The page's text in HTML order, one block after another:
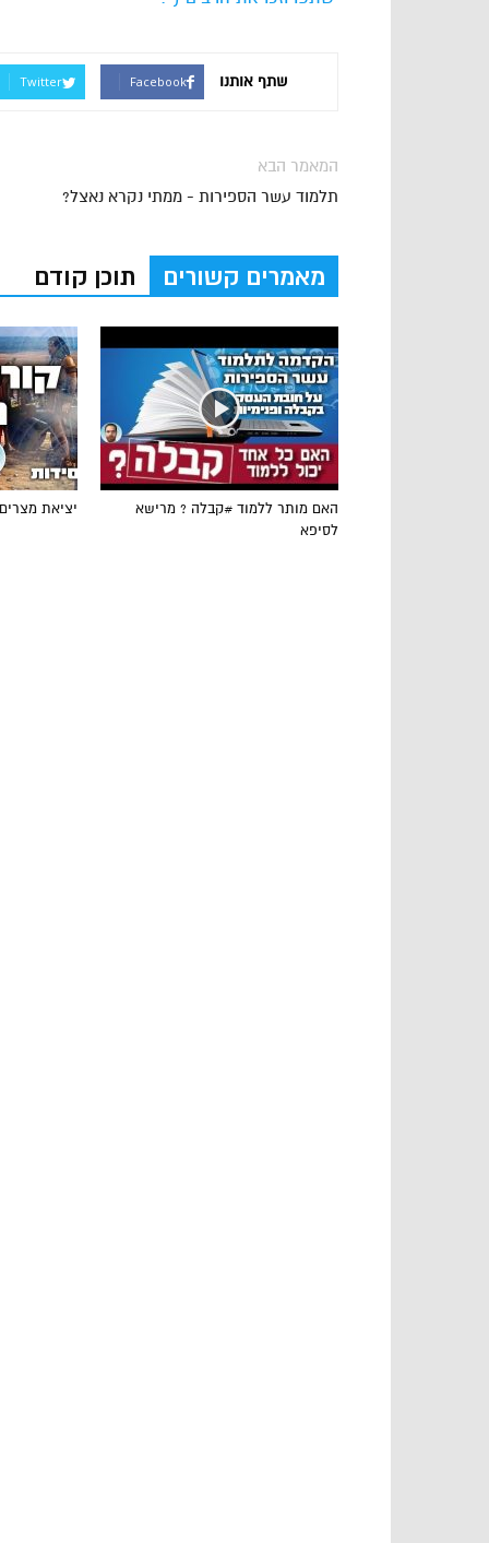
שתף אותנו Facebook
Twitter
המאמר הבא
תלמוד עשר הספירות - ממתי נקרא נאצל?
מאמרים קשורים תוכן קודם
יציאת מצרים
האם מותר ללמוד #קבלה ? מרישא
לסיפא